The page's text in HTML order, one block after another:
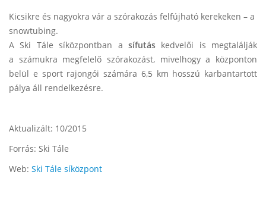
Kicsikre és nagyokra vár a szórakozás felfújható kerekeken – a
snowtubing.
A Ski Tále síközpontban a sífutás kedvelői is megtalálják
a számukra megfelelő szórakozást, mivelhogy a központon
belül e sport rajongói számára 6,5 km hosszú karbantartott
pálya áll rendelkezésre.
Aktualizált: 10/2015
Forrás: Ski Tále
Web: Ski Tále síközpont